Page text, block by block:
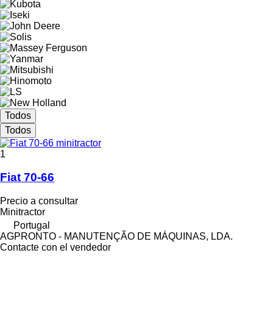
Todos
Todos
1
Fiat 70-66
Precio a consultar
Minitractor
Portugal
AGPRONTO - MANUTENÇÃO DE MÁQUINAS, LDA.
Contacte con el vendedor